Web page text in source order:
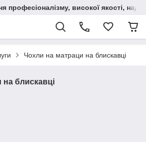
професіоналізму, високої якості,
Чохли на матраци на блискавці
блискавці